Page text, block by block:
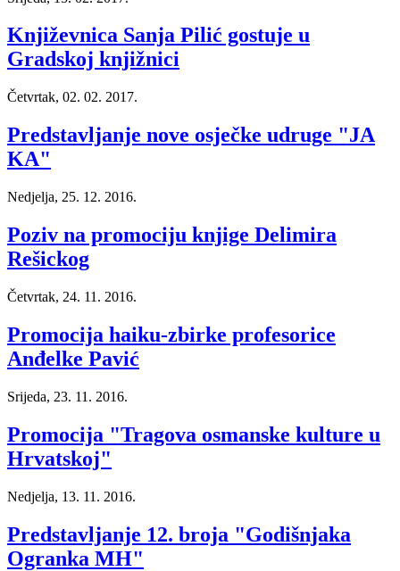
Književnica Sanja Pilić gostuje u
Gradskoj knjižnici
Četvrtak, 02. 02. 2017.
Predstavljanje nove osječke udruge "JA
KA"
Nedjelja, 25. 12. 2016.
Poziv na promociju knjige Delimira
Rešickog
Četvrtak, 24. 11. 2016.
Promocija haiku-zbirke profesorice
Anđelke Pavić
Srijeda, 23. 11. 2016.
Promocija "Tragova osmanske kulture u
Hrvatskoj"
Nedjelja, 13. 11. 2016.
Predstavljanje 12. broja "Godišnjaka
Ogranka MH"